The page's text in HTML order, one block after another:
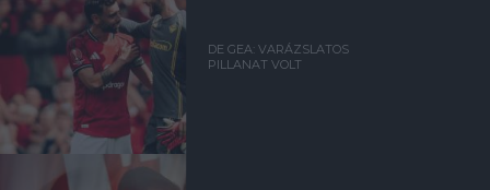
DE GEA: VARÁZSLATOS
PILLANAT VOLT